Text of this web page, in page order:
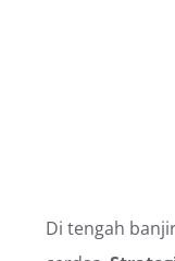
Di tengah